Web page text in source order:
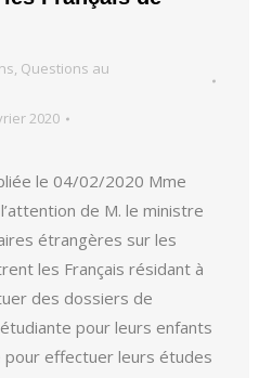
, Questions au
2020
le 04/02/2020 Mme
de M. le ministre
étrangères sur les
les Français résidant à
des dossiers de
pour leurs enfants
pour effectuer leurs études